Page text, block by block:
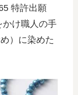
特許出願
かけ職人の手
）に染めた